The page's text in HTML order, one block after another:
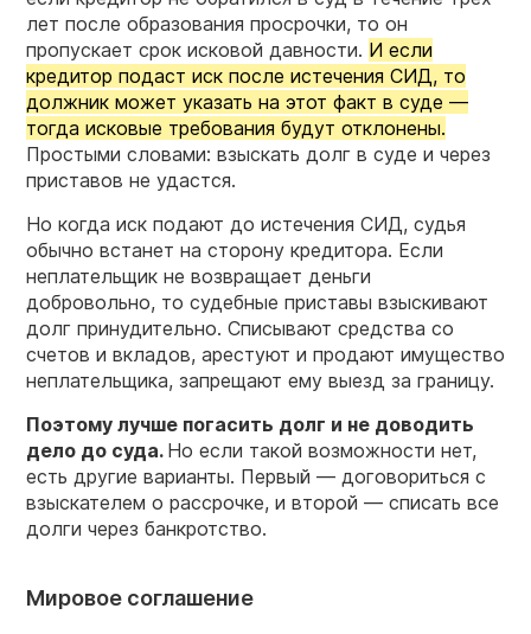
лет после образования просрочки, то он
пропускает срок исковой давности. И если
кредитор подаст иск после истечения СИД, то
должник может указать на этот факт в суде —
тогда исковые требования будут отклонены.
Простыми словами: взыскать долг в суде и через
приставов не удастся.
Но когда иск подают до истечения СИД, судья
обычно встанет на сторону кредитора. Если
неплательщик не возвращает деньги
добровольно, то судебные приставы взыскивают
долг принудительно. Списывают средства со
счетов и вкладов, арестуют и продают имущество
неплательщика, запрещают ему выезд за границу.
Поэтому лучше погасить долг и не доводить
дело до суда. Но если такой возможности нет,
есть другие варианты. Первый — договориться с
взыскателем о рассрочке, и второй — списать все
долги через банкротство.
Мировое соглашение